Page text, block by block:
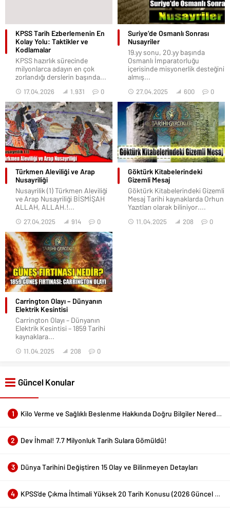
KPSS Tarih Ezberlemenin En
Kolay Yolu: Taktikler ve
Kodlamalar
KPSS hazırlık sürecinde
milyonlarca adayın en çok
zorlandığı derslerin başında...
17.04.2026 1.931 0
Suriye’de Osmanlı Sonrası
Nusayriler
19.yy sonu, 20.yy başında
Osmanlı İmparatorluğu
içerisinde misyonerlik desteğini
almış...
27.04.2025 600 0
Türkmen Aleviliği ve Arap
Nusayriliği
Nusayrilik (1) Türkmen Aleviliği
ve Arap Nusayriliği BİSMİŞAH
ALLAH, ALLAH.!...
27.04.2025 914 0
Göktürk Kitabelerindeki
Gizemli Mesaj
Göktürk Kitabelerindeki Gizemli
Mesaj Tarihi kaynaklarda Orhun
Yazıtları olarak biliniyor....
11.04.2025 208 0
Carrington Olayı – Dünyanın
Elektrik Kesintisi
Carrington Olayı – Dünyanın
Elektrik Kesintisi – 1859 Tarihi
kaynaklara...
11.04.2025 208 0
Güncel Konular
1 Kilo Verme ve Sağlıklı Beslenme Hakkında Doğru Bilgiler Nerede Bulunur?
2 Dev İhmal! 7.7 Milyonluk Tarih Sulara Gömüldü!
3 Dünya Tarihini Değiştiren 15 Olay ve Bilinmeyen Detayları
4 KPSS’de Çıkma İhtimali Yüksek 20 Tarih Konusu (2026 Güncel Liste)